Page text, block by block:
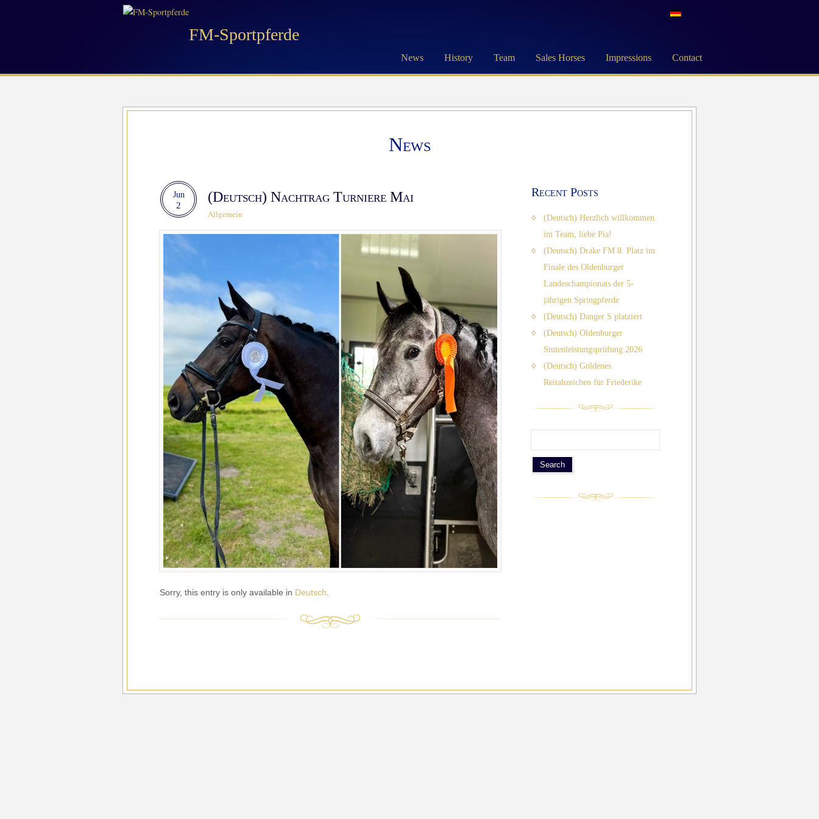
FM-Sportpferde
News History Team Sales Horses Impressions Contact
News
Jun
2
(Deutsch) Nachtrag Turniere Mai
Allgemein
Sorry, this entry is only available in Deutsch
Recent Posts
(Deutsch) Herzlich willkommen
im Team, liebe Pia!
(Deutsch) Drake FM 8. Platz im
Finale des Oldenburger
Landeschampionats der 5-
jährigen Springpferde
(Deutsch) Danger S platziert
(Deutsch) Oldenburger
Stutenleistungsprüfung 2026
(Deutsch) Goldenes
Reitabzeichen für Friederike